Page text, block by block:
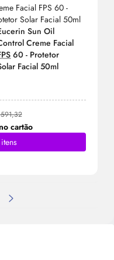
Sun Oil
Creme Facial
60 - Protetor
Facial 50ml
cartão